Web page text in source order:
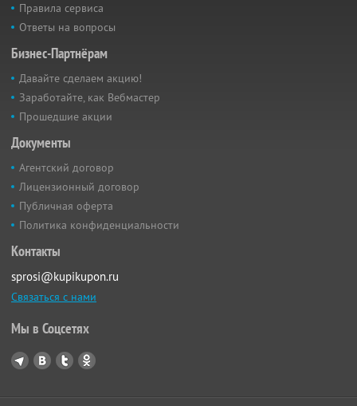
Правила сервиса
Ответы на вопросы
Бизнес-Партнёрам
Давайте сделаем акцию!
Заработайте, как Вебмастер
Прошедшие акции
Документы
Агентский договор
Лицензионный договор
Публичная оферта
Политика конфиденциальности
Контакты
sprosi@kupikupon.ru
Связаться с нами
Мы в Соцсетях